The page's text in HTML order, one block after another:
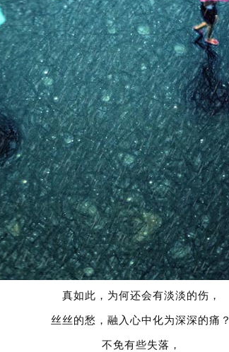
真如此，为何还会有淡淡的伤，
丝丝的愁，融入心中化为深深的痛？
不免有些失落，